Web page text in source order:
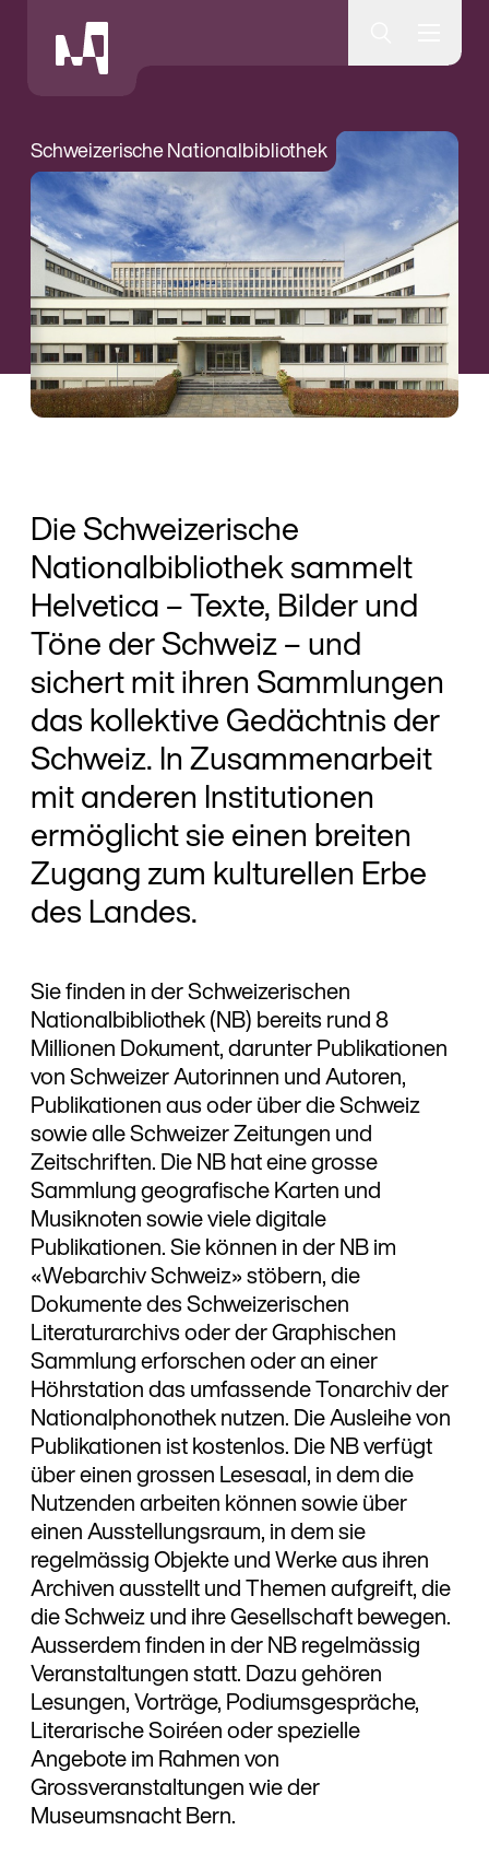
Museumsquartier Bern
Schweizerische Nationalbibliothek
Die Schweizerische
Nationalbibliothek sammelt
Helvetica – Texte, Bilder und
Töne der Schweiz – und
sichert mit ihren Sammlungen
das kollektive Gedächtnis der
Schweiz. In Zusammenarbeit
mit anderen Institutionen
ermöglicht sie einen breiten
Zugang zum kulturellen Erbe
des Landes.
Sie finden in der Schweizerischen
Nationalbibliothek (NB) bereits rund 8
Millionen Dokument, darunter Publikationen
von Schweizer Autorinnen und Autoren,
Publikationen aus oder über die Schweiz
sowie alle Schweizer Zeitungen und
Zeitschriften. Die NB hat eine grosse
Sammlung geografische Karten und
Musiknoten sowie viele digitale
Publikationen. Sie können in der NB im
«Webarchiv Schweiz» stöbern, die
Dokumente des Schweizerischen
Literaturarchivs oder der Graphischen
Sammlung erforschen oder an einer
Höhrstation das umfassende Tonarchiv der
Nationalphonothek nutzen. Die Ausleihe von
Publikationen ist kostenlos. Die NB verfügt
über einen grossen Lesesaal, in dem die
Nutzenden arbeiten können sowie über
einen Ausstellungsraum, in dem sie
regelmässig Objekte und Werke aus ihren
Archiven ausstellt und Themen aufgreift, die
die Schweiz und ihre Gesellschaft bewegen.
Ausserdem finden in der NB regelmässig
Veranstaltungen statt. Dazu gehören
Lesungen, Vorträge, Podiumsgespräche,
Literarische Soiréen oder spezielle
Angebote im Rahmen von
Grossveranstaltungen wie der
Museumsnacht Bern.